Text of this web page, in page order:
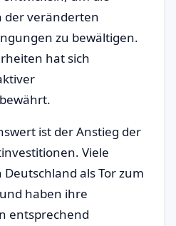
der veränderten
zu bewältigen.
hat sich
ist der Anstieg der
Viele
als Tor zum
haben ihre
entsprechend